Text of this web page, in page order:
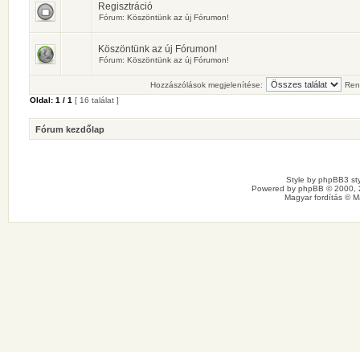
Regisztráció
Fórum: Köszöntünk az új Fórumon!
Köszöntünk az új Fórumon!
Fórum: Köszöntünk az új Fórumon!
Hozzászólások megjelenítése:
Oldal: 1 / 1 [ 16 találat ]
Fórum kezdőlap
Style by phpBB3
Powered by phpBB © 2000,
Magyar fordítás ©